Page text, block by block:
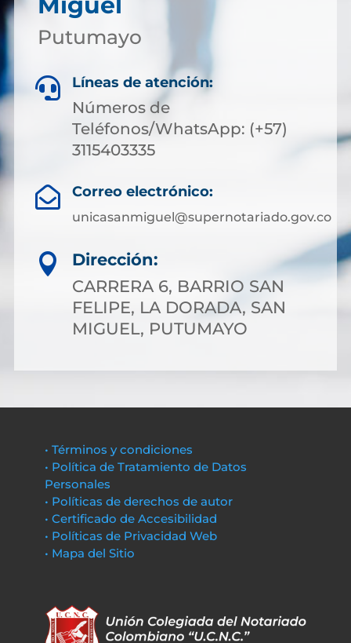
Putumayo
 Líneas de atención:
Números de
Teléfonos/WhatsApp: (+57)
3115403335
 Correo electrónico:
unicasanmiguel@supernotariado.gov.co

Dirección:
CARRERA 6, BARRIO SAN
FELIPE, LA DORADA, SAN
MIGUEL, PUTUMAYO
• Términos y condiciones
• Política de Tratamiento de Datos
Personales
• Políticas de derechos de autor
• Certificado de Accesibilidad
• Políticas de Privacidad Web
• Mapa del Sitio